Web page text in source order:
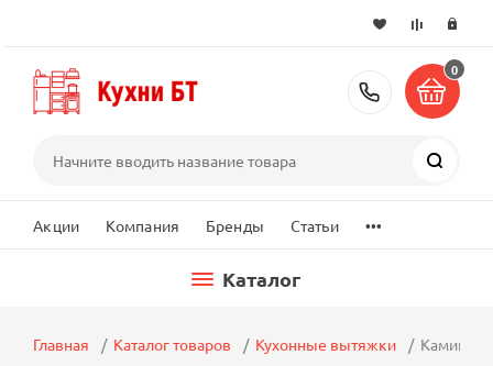
+7 (495)
0
Акции Компания Бренды Статьи ...
Каталог
Главная Каталог товаров Кухонные вытяжки